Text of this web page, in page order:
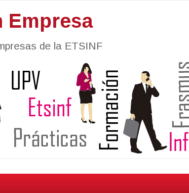
Empresa
de la ETSINF